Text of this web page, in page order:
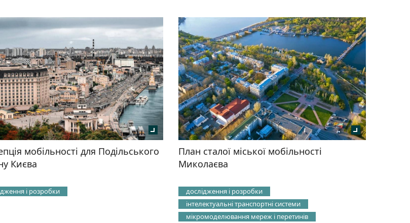
мобільності для Подільського
Києва
і розробки
План сталої міської мобільності
Миколаєва
дослідження і розробки
інтелектуальні транспортні системи
мікромоделювання мереж і перетинів